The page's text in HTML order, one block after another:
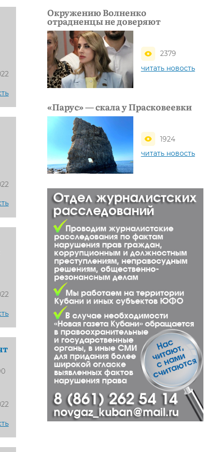
Окружению Волненко
отрадненцы не доверяют
2379
читать новость
«Парус» — скала у Прасковеевки
1924
читать новость